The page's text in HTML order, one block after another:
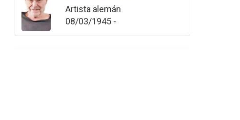
Artista alemán
08/03/1945 -